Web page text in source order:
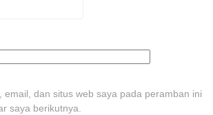
email, dan situs web saya pada peramban ini
saya berikutnya.